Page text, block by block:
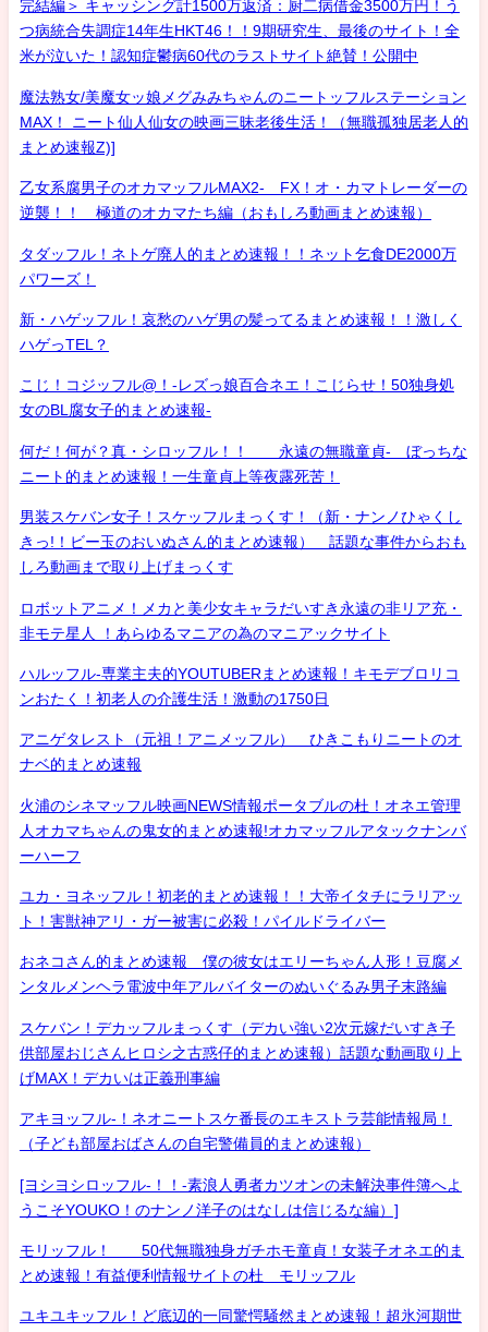
完結編＞ キャッシング計1500万返済：厨二病借金3500万円！う
つ病統合失調症14年生HKT46！！9期研究生、最後のサイト！全
米が泣いた！認知症鬱病60代のラストサイト絶賛！公開中
魔法熟女/美魔女ッ娘メグみみちゃんのニートッフルステーション
MAX！ ニート仙人仙女の映画三昧老後生活！（無職孤独居老人的
まとめ速報Z)]
乙女系腐男子のオカマッフルMAX2- FX！オ・カマトレーダーの
逆襲！！ 極道のオカマたち編（おもしろ動画まとめ速報）
タダッフル！ネトゲ廃人的まとめ速報！！ネット乞食DE2000万
パワーズ！
新・ハゲッフル！哀愁のハゲ男の髪ってるまとめ速報！！激しく
ハゲっTEL？
こじ！コジッフル@！-レズっ娘百合ネエ！こじらせ！50独身処
女のBL腐女子的まとめ速報-
何だ！何が？真・シロッフル！！ 永遠の無職童貞- ぼっちな
ニート的まとめ速報！一生童貞上等夜露死苦！
男装スケバン女子！スケッフルまっくす！（新・ナンノひゃくし
きっ!！ビー玉のおいぬさん的まとめ速報） 話題な事件からおも
しろ動画まで取り上げまっくす
ロボットアニメ！メカと美少女キャラだいすき永遠の非リア充・
非モテ星人 ！あらゆるマニアの為のマニアックサイト
ハルッフル-専業主夫的YOUTUBERまとめ速報！キモデブロリコ
ンおたく！初老人の介護生活！激動の1750日
アニゲタレスト（元祖！アニメッフル） ひきこもりニートのオ
ナベ的まとめ速報
火浦のシネマッフル映画NEWS情報ポータブルの杜！オネエ管理
人オカマちゃんの鬼女的まとめ速報!オカマッフルアタックナンバ
ーハーフ
ユカ・ヨネッフル！初老的まとめ速報！！大帝イタチにラリアッ
ト！害獣神アリ・ガー被害に必殺！パイルドライバー
おネコさん的まとめ速報 僕の彼女はエリーちゃん人形！豆腐メ
ンタルメンヘラ電波中年アルバイターのぬいぐるみ男子末路編
スケバン！デカッフルまっくす（デカい強い2次元嫁だいすき子
供部屋おじさんヒロシ之古惑仔的まとめ速報）話題な動画取り上
げMAX！デカいは正義刑事編
アキヨッフル-！ネオニートスケ番長のエキストラ芸能情報局！
（子ども部屋おばさんの自宅警備員的まとめ速報）
[ヨシヨシロッフル-！！-素浪人勇者カツオンの未解決事件簿へよ
うこそYOUKO！のナンノ洋子のはなしは信じるな編）]
モリッフル！ 50代無職独身ガチホモ童貞！女装子オネエ的ま
とめ速報！有益便利情報サイトの杜 モリッフル
ユキユキッフル！ど底辺的一同驚愕騒然まとめ速報！超氷河期世